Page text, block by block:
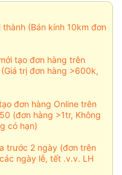
₫.
(Bán kính 10km đơn
tạo đơn hàng trên
trị đơn hàng >600k,
đơn hàng Online trên
(đơn hàng >1tr, Không
có hạn)
trước 2 ngày (đơn trên
ngày lễ, tết .v.v. LH